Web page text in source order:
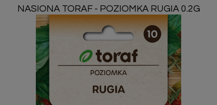
NASIONA TORAF - POZIOMKA RUGIA 0.2G